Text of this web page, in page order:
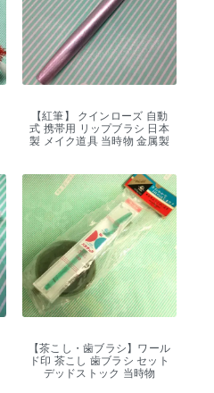
【紅筆】 クインローズ 自動
式 携帯用 リップブラシ 日本
製 メイク道具 当時物 金属製
【茶こし・歯ブラシ】ワール
ド印 茶こし 歯ブラシ セット
デッドストック 当時物